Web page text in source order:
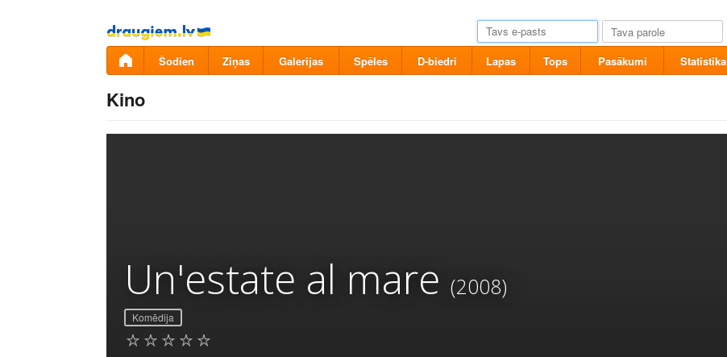
Pāriet
uz
saturu
Šodien Ziņas Galerijas Spēles D-biedri Lapas Tops Pasākumi Statistika
Kino
Un'estate al mare (2008)
Komēdija